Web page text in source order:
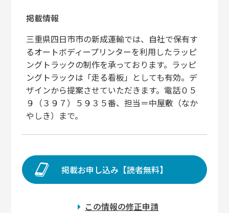
掲載情報
三重県四日市市の新成運輸では、自社で保有す
るオートボディープリンターを利用したラッピ
ングトラックの制作を承っております。ラッピ
ングトラックは「走る看板」としても有効。デ
ザインから提案させていただきます。電話０５
９（３９７）５９３５番、担当＝中屋敷（なか
やしき）まで。
掲載お申し込み【読者無料】
この情報の修正申請